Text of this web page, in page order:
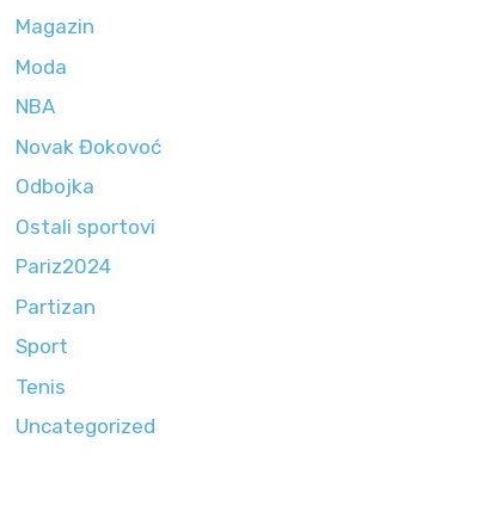
Magazin
Moda
NBA
Novak Đokovoć
Odbojka
Ostali sportovi
Pariz2024
Partizan
Sport
Tenis
Uncategorized